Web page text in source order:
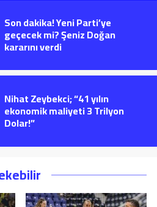
Son dakika! Yeni Parti’ye
geçecek mi? Şeniz Doğan
kararını verdi
Nihat Zeybekci; “41 yılın
ekonomik maliyeti 3 Trilyon
Dolar!”